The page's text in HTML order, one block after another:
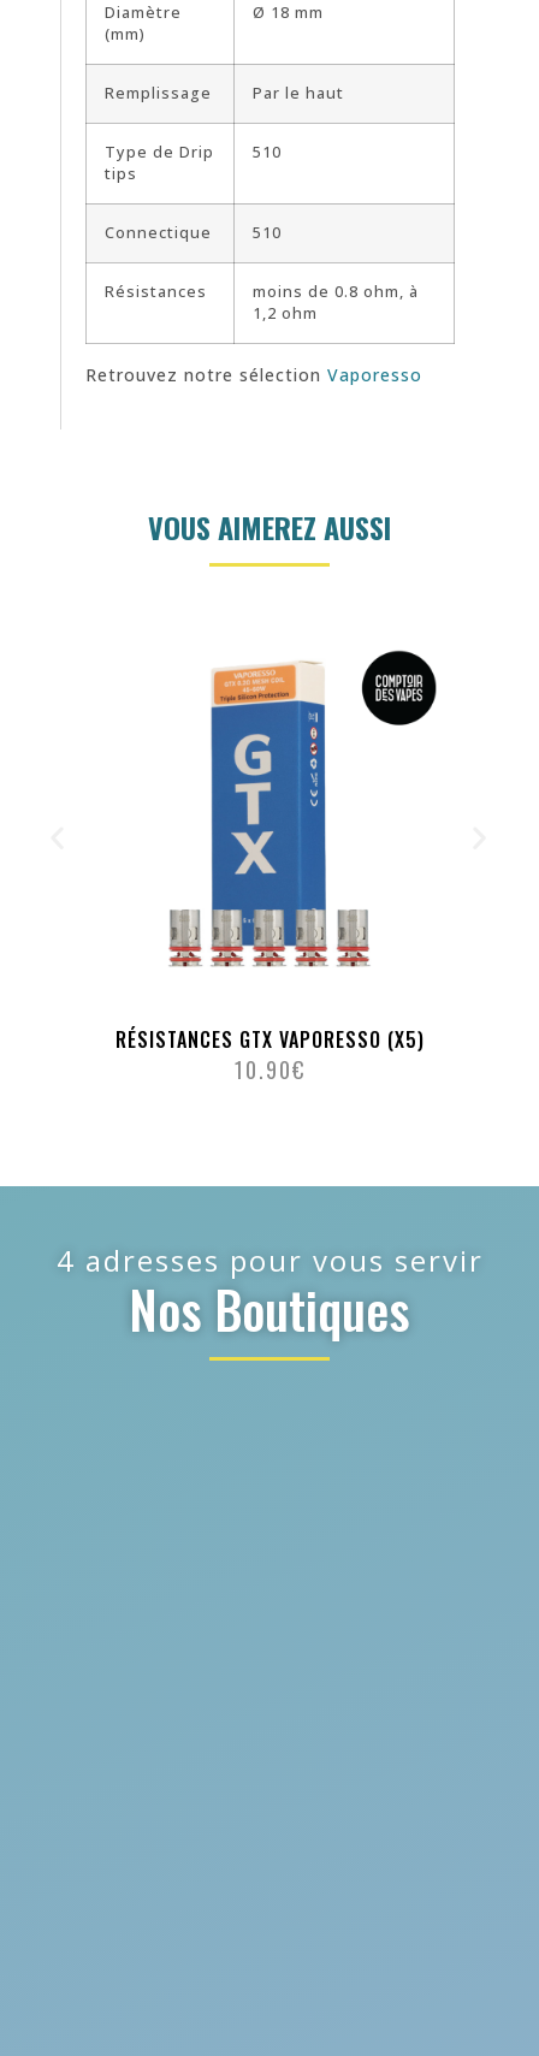
Diamètre
(mm)
Ø 18 mm
Remplissage Par le haut
Type de Drip
tips
510
Connectique 510
Résistances
moins de 0.8 ohm, à
1,2 ohm
Retrouvez notre sélection Vaporesso
VOUS AIMEREZ AUSSI
RÉSISTANCES GTX VAPORESSO (X5)
10.90€
4 adresses pour vous servir
Nos Boutiques